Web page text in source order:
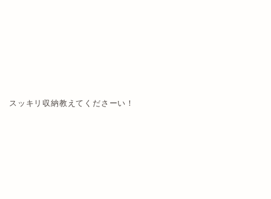
スッキリ収納教えてくださーい！